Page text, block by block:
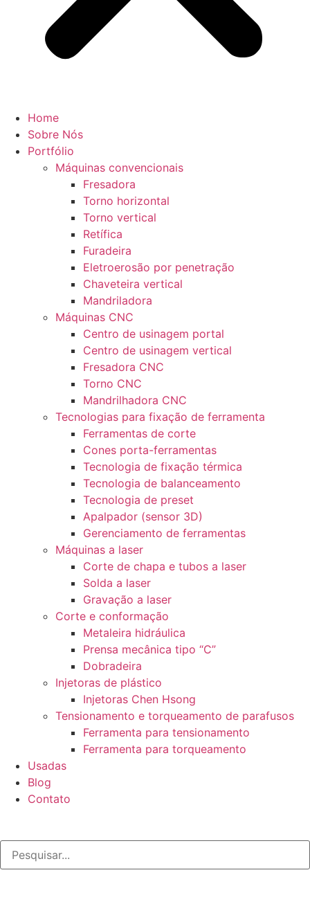
Home
Sobre Nós
Portfólio
Máquinas convencionais
Fresadora
Torno horizontal
Torno vertical
Retífica
Furadeira
Eletroerosão por penetração
Chaveteira vertical
Mandriladora
Máquinas CNC
Centro de usinagem portal
Centro de usinagem vertical
Fresadora CNC
Torno CNC
Mandrilhadora CNC
Tecnologias para fixação de ferramenta
Ferramentas de corte
Cones porta-ferramentas
Tecnologia de fixação térmica
Tecnologia de balanceamento
Tecnologia de preset
Apalpador (sensor 3D)
Gerenciamento de ferramentas
Máquinas a laser
Corte de chapa e tubos a laser
Solda a laser
Gravação a laser
Corte e conformação
Metaleira hidráulica
Prensa mecânica tipo “C”
Dobradeira
Injetoras de plástico
Injetoras Chen Hsong
Tensionamento e torqueamento de parafusos
Ferramenta para tensionamento
Ferramenta para torqueamento
Usadas
Blog
Contato